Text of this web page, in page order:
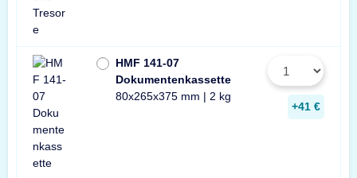
HMF 141-07
Dokumentenkassette
80x265x375 mm | 2 kg
+41 €